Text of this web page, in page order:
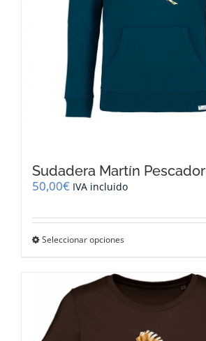
Sudadera Martín Pescador
50,00€ IVA incluido
Seleccionar opciones
múltiples